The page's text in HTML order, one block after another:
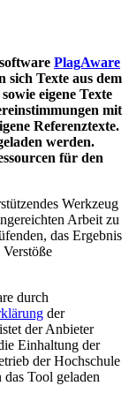
PlagAware
sich Texte aus dem
eigene Texte
mit
Referenztexte.
werden.
für den
Werkzeug
Arbeit zu
das Ergebnis
durch
der
der Anbieter
Einhaltung der
der Hochschule
Tool geladen